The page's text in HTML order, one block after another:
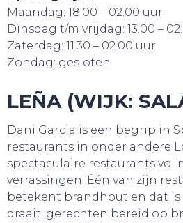
Maandag: 18.00 – 02.00 uur
Dinsdag t/m vrijdag: 13.00 –
Zaterdag: 11.30 – 02.00 uur
Zondag: gesloten
LEÑA (WIJK:
Dani Garcia is een begrip in
restaurants in onder andere
spectaculaire restaurants vol
verrassingen. Één van zijn
betekent brandhout en dat
draait, gerechten bereid op